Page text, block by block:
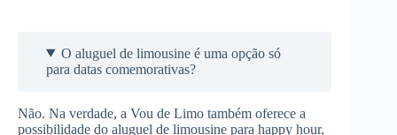
O aluguel de limousine é uma opção só
para datas comemorativas?
Não. Na verdade, a Vou de Limo também oferece a
possibilidade do aluguel de limousine para happy hour,